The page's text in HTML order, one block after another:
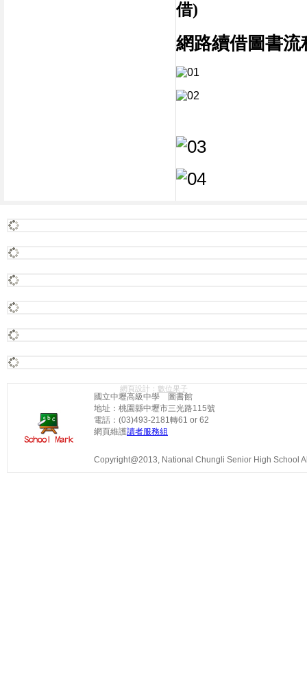
借)
網路續借圖書流
國立中壢高級中學 圖書館
地址：桃園縣中壢市三光路115號
電話：(03)493-2181轉61 or 62
網頁維護讀者服務組
Copyright@2013, National Chungli Senior High School
網頁設計： 數位果子